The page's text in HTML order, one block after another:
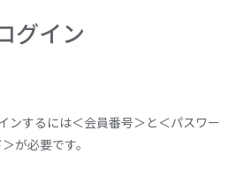
グイン
ンするには＜会員番号＞と＜パスワー
＞が必要です。